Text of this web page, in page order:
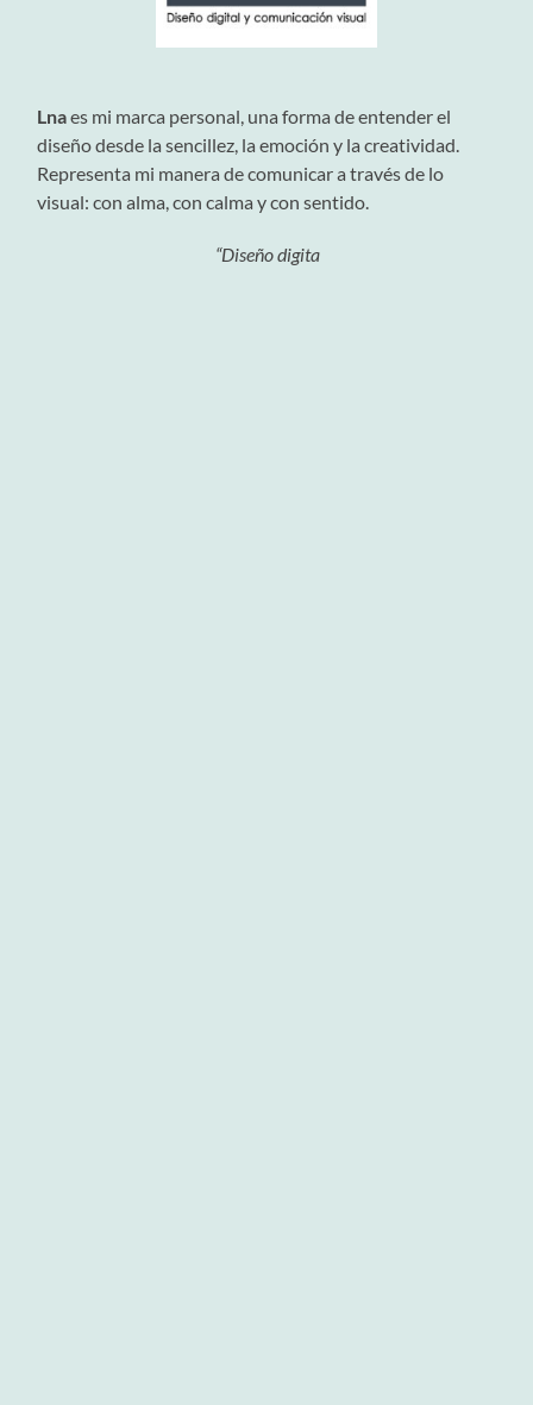
Lnaes mi marca personal, una forma de entender el
diseño desde la sencillez, la emoción y la creatividad.
Representa mi manera de comunicar a través de lo
visual: con alma, con calma y con sentido.
“Diseño digita